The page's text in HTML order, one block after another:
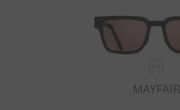
MAYFAIR